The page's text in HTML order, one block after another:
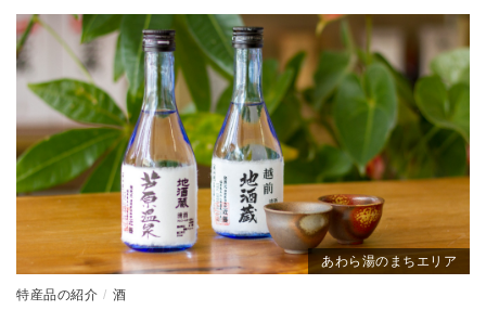
あわら湯のまちエリア
特産品の紹介 酒